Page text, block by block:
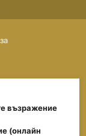
възражение
(онлайн